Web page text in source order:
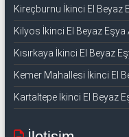
Kireçburnu İkinci El Beyaz
Kilyos İkinci El Beyaz Eşya
Kısırkaya İkinci El Beyaz
Kemer Mahallesi İkinci El
Kartaltepe İkinci El Beyaz